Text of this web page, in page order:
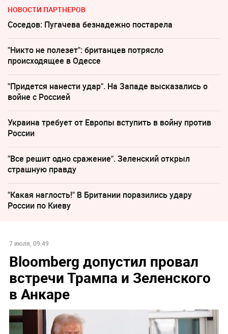
НОВОСТИ ПАРТНЕРОВ
Соседов: Пугачева безнадежно постарела
"Никто не полезет": британцев потрясло
происходящее в Одессе
"Придется нанести удар". На Западе высказались о
войне с Россией
Украина требует от Европы вступить в войну против
России
"Все решит одно сражение". Зеленский открыл
страшную правду
"Какая наглость!" В Британии поразились удару
России по Киеву
7 июля, 09:49
Bloomberg допустил провал
встречи Трампа и Зеленского
в Анкаре